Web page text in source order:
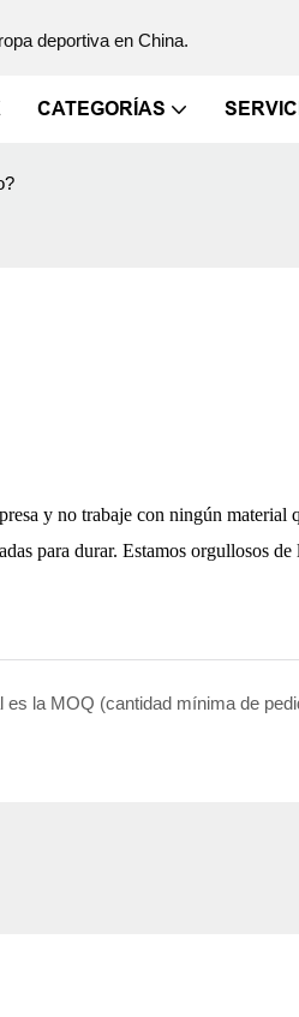
deportiva en China.
CATEGORÍAS
y no trabaje con ningún material
para durar. Estamos orgullosos